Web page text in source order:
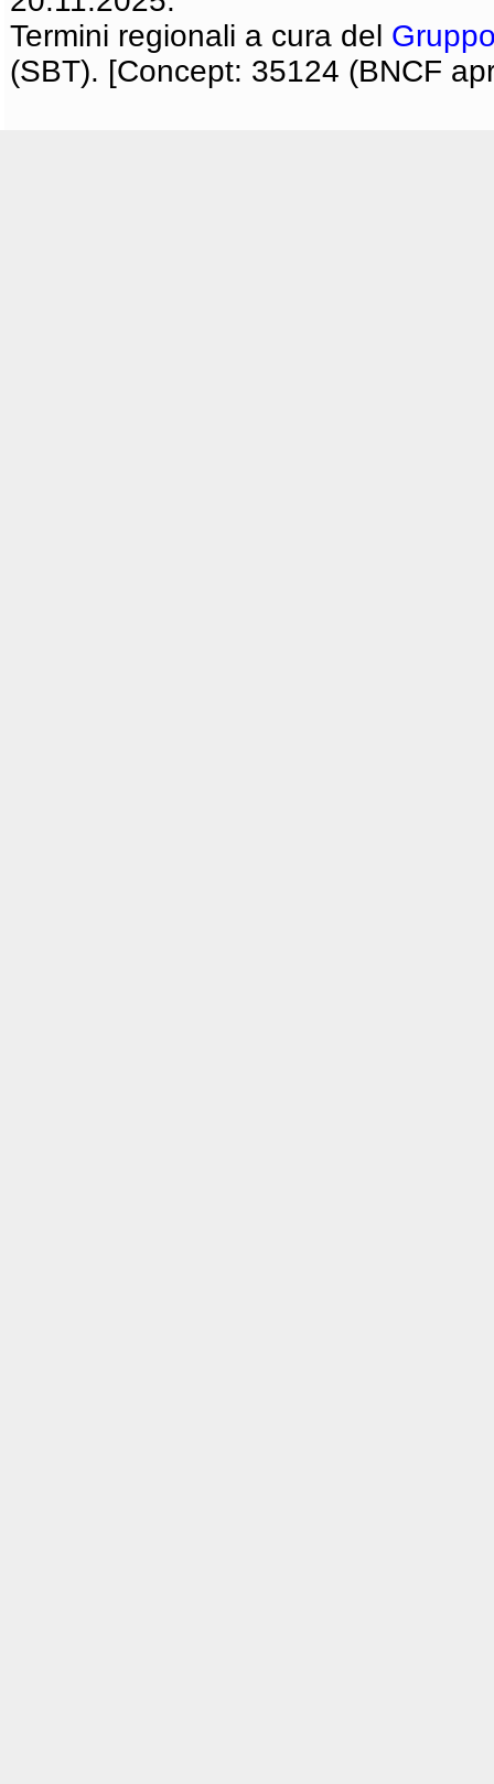
Termini regionali a cura del
(SBT). [Concept: 35124 (BNCF